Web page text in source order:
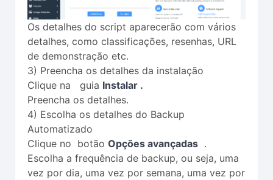
Os detalhes do script aparecerão com vários
detalhes, como classificações, resenhas, URL
de demonstração etc.
3) Preencha os detalhes da instalação
Clique na guia Instalar .
Preencha os detalhes.
4) Escolha os detalhes do Backup
Automatizado
Clique no botão Opções avançadas .
Escolha a frequência de backup, ou seja, uma
vez por dia, uma vez por semana, uma vez por